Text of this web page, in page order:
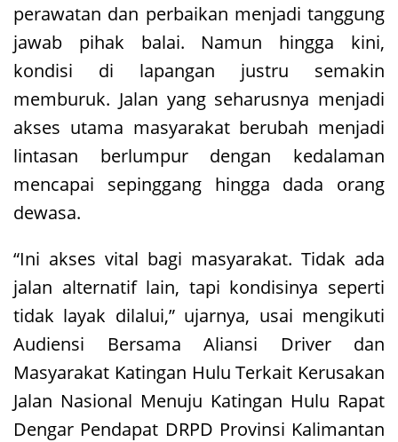
perawatan dan perbaikan menjadi tanggung
jawab pihak balai. Namun hingga kini,
kondisi di lapangan justru semakin
memburuk. Jalan yang seharusnya menjadi
akses utama masyarakat berubah menjadi
lintasan berlumpur dengan kedalaman
mencapai sepinggang hingga dada orang
dewasa.
“Ini akses vital bagi masyarakat. Tidak ada
jalan alternatif lain, tapi kondisinya seperti
tidak layak dilalui,” ujarnya, usai mengikuti
Audiensi Bersama Aliansi Driver dan
Masyarakat Katingan Hulu Terkait Kerusakan
Jalan Nasional Menuju Katingan Hulu Rapat
Dengar Pendapat DRPD Provinsi Kalimantan